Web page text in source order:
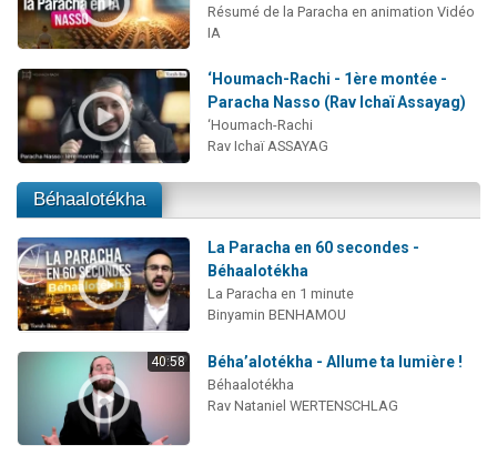
Résumé de la Paracha en animation Vidéo
IA
‘Houmach-Rachi - 1ère montée -
Paracha Nasso (Rav Ichaï Assayag)
‘Houmach-Rachi
Rav Ichaï ASSAYAG
Béhaalotékha
La Paracha en 60 secondes -
Béhaalotékha
La Paracha en 1 minute
Binyamin BENHAMOU
40:58 Béha’alotékha - Allume ta lumière !
Béhaalotékha
Rav Nataniel WERTENSCHLAG